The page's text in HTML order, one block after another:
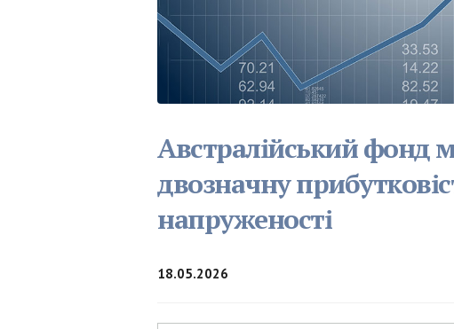
Австралійський фонд
двозначну
напруженості
18.05.2026